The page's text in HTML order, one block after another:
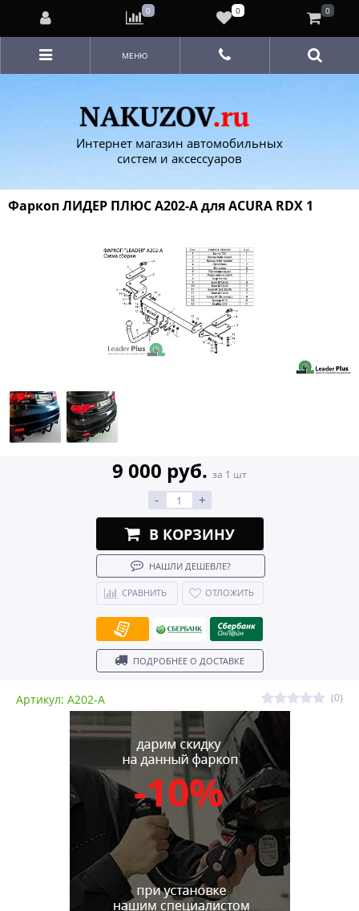
Интернет магазин автомобильных
систем и аксессуаров
МЕНЮ
Фаркоп ЛИДЕР ПЛЮС A202-A для ACURA RDX 1
Артикул: A202-A (0)
9 000 руб. за 1 шт
- +
В КОРЗИНУ
НАШЛИ ДЕШЕВЛЕ?
СРАВНИТЬ ОТЛОЖИТЬ
ПОДРОБНЕЕ О ДОСТАВКЕ
0 0 0